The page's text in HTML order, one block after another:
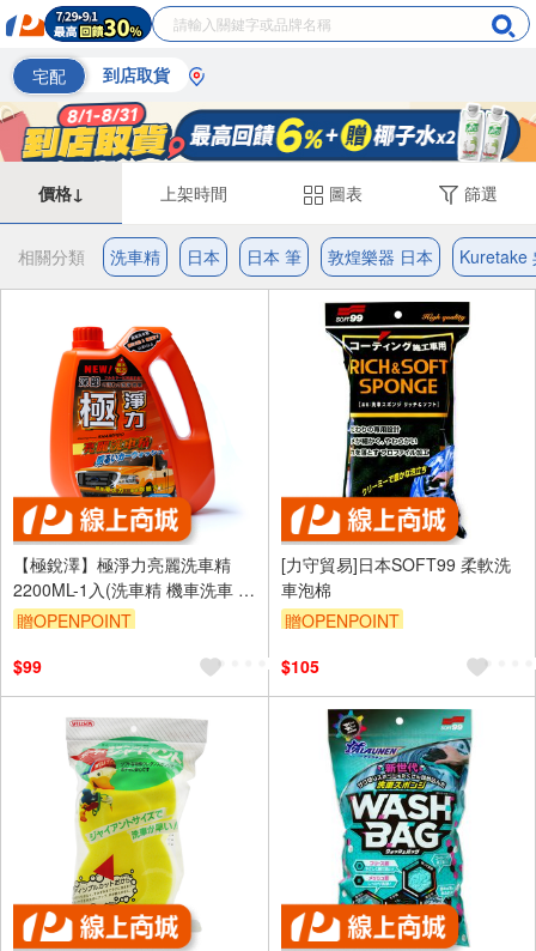
宅配 到店取貨
價格↓ 上架時間 圖表 篩選
相關分類 洗車精 日本 日本 筆 敦煌樂器 日本 Kuretake
【極銳澤】極淨力亮麗洗車精
2200ML-1入(洗車精 機車洗車 汽
車洗車)
贈OPENPOINT
$99
[力守貿易]日本SOFT99 柔軟洗
車泡棉
贈OPENPOINT
$105